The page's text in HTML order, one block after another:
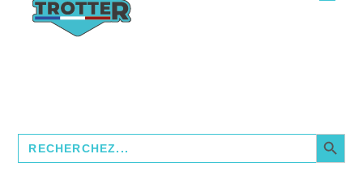
Search
for:
SEARCH